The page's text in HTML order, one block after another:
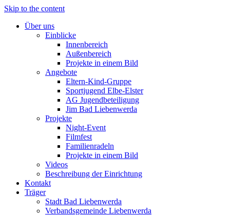
Skip to the content
Über uns
Einblicke
Innenbereich
Außenbereich
Projekte in einem Bild
Angebote
Eltern-Kind-Gruppe
Sportjugend Elbe-Elster
AG Jugendbeteiligung
Jim Bad Liebenwerda
Projekte
Night-Event
Filmfest
Familienradeln
Projekte in einem Bild
Videos
Beschreibung der Einrichtung
Kontakt
Träger
Stadt Bad Liebenwerda
Verbandsgemeinde Liebenwerda